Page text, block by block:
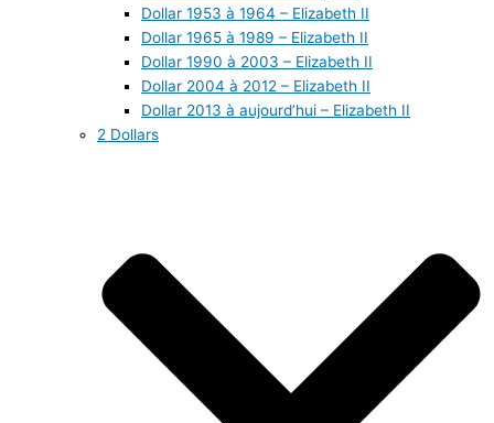
Dollar 1953 à 1964 – Elizabeth II
Dollar 1965 à 1989 – Elizabeth II
Dollar 1990 à 2003 – Elizabeth II
Dollar 2004 à 2012 – Elizabeth II
Dollar 2013 à aujourd’hui – Elizabeth II
2 Dollars